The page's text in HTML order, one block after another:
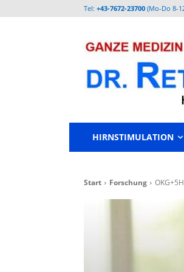
Tel: +43-7672-23700 (Mo-Do 8-
HIRNSTIMULATION
Start Forschung